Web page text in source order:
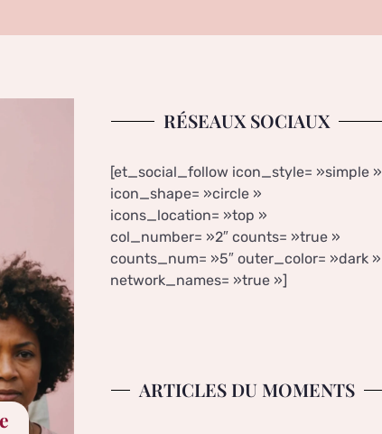
RÉSEAUX SOCIAUX
[et_social_follow icon_style= »simple »
icon_shape= »circle »
icons_location= »top »
col_number= »2″ counts= »true »
counts_num= »5″ outer_color= »dark »
network_names= »true »]
ARTICLES DU MOMENTS